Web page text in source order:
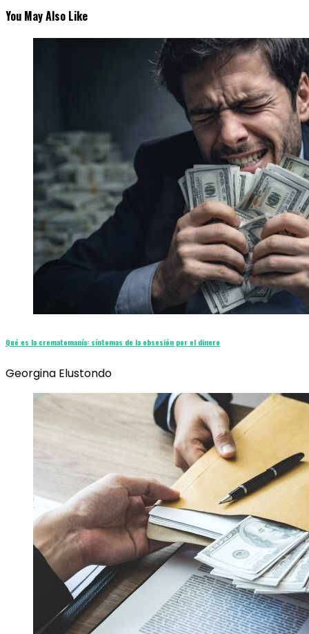
You May Also Like
Qué es la crematomanía: síntomas de la obsesión por el dinero
Georgina Elustondo